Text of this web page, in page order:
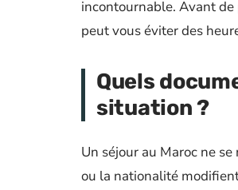
incontournable. Avant
peut vous éviter des
Quels
situation ?
Un séjour au Maroc ne
ou la nationalité